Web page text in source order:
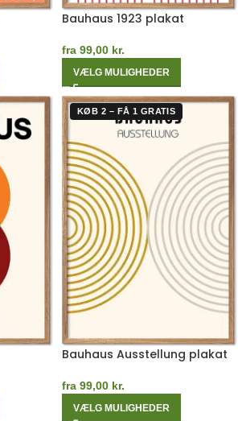
Bauhaus 1923 plakat
fra 99,00 kr.
VÆLG MULIGHEDER
KØB 2 – FÅ 1 GRATIS
Bauhaus Ausstellung plakat
fra 99,00 kr.
VÆLG MULIGHEDER